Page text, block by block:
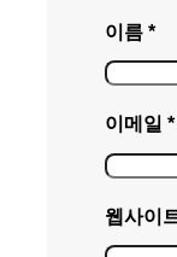
이름*
이메일 *
웹사이